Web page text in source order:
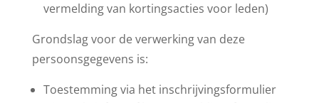
vermelding van kortingsacties voor leden)
Grondslag voor de verwerking van deze
persoonsgegevens is:
Toestemming via het inschrijvingsformulier